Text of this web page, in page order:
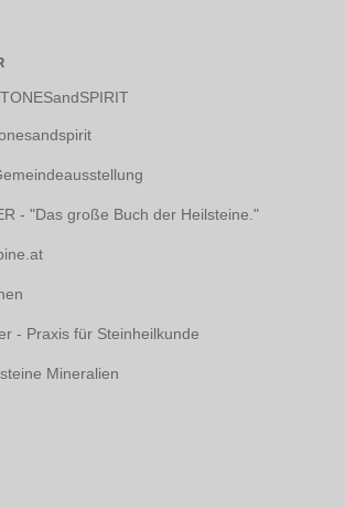
- "Das große Buch der Heilsteine."
- Praxis für Steinheilkunde
Mineralien